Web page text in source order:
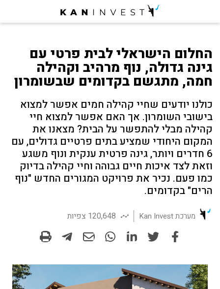
החלום הישראלי לבית פרטי עם
גינה גדולה, נוף מרהיב וקהילה
חמה, מתגשם בקדומים שבשומרון
כולנו יודעים שחיי קהילה חמים אפשר למצוא
בישובי השומרון. אך האם אפשר למצוא חיי
קהילה מבלי להתפשר על הבית? מצאנו את
המקום היחודי שמציע בתים פרטיים גדולים, עם
6 חדרים ויותר, גינה פרטית ענקית ונוף משגע
וזאת לצד איכות חיים גבוהה וחיי קהילה בדיוק
כמו פעם. נכיר את פרויקט המגורים החדש "נוף
הרים" בקדומים.
מערכת Kan Invest 120,648 צפיות